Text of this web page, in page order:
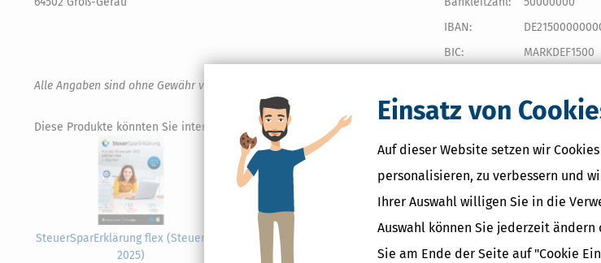
Einsatz von
Auf dieser Website setzen wir
personalisieren, zu verbessern und
Ihrer Auswahl willigen Sie in die
Auswahl können Sie jederzeit
Sie am Ende der Seite auf "Cookie
IBAN:
BIC:
MARKDEF1500
Alle Angaben sind ohne Gewähr von Richtigkeit und Vollständigkeit.
Diese Produkte könnten Sie interessieren.
SteuerSparErklärung flex (Steuerjahr
2025)
SteuerSparErklärung (Steuerjahr
2025)